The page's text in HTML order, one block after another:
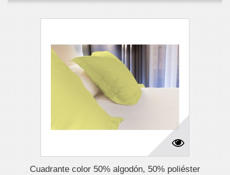
Cuadrante color 50% algodón, 50% poliéster